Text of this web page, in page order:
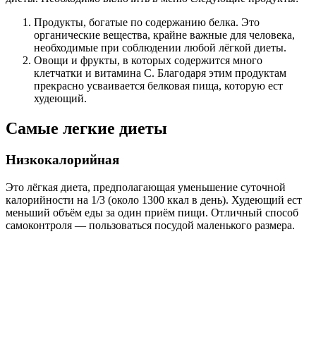
Продукты, богатые по содержанию белка. Это
органические вещества, крайне важные для человека,
необходимые при соблюдении любой лёгкой диеты.
Овощи и фрукты, в которых содержится много
клетчатки и витамина С. Благодаря этим продуктам
прекрасно усваивается белковая пища, которую ест
худеющий.
Самые легкие диеты
Низкокалорийная
Это лёгкая диета, предполагающая уменьшение суточной
калорийности на 1/3 (около 1300 ккал в день). Худеющий ест
меньший объём еды за один приём пищи. Отличный способ
самоконтроля — пользоваться посудой маленького размера.